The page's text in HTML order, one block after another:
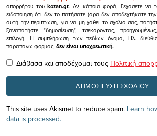
απορρήτου τουkozan.gr. Αν, κάποια φορά, ξεχάσετε να
ειδοποίηση ότι δεν το πατήσατε (αρα δεν αποδεχτήκατε
αυτή την περίπτωση, για να μη χαθεί το σχόλιο σας,
ξαναπατήστε "δημοσίευση", τσεκάροντας,
επιλογή.Η συμπλήρωση των πεδίων όνομα, Ηλ.
παραπάνω φόρμας, δεν είναι υποχρεωτική.
Διάβασα και αποδέχομαι τους Πολιτική
This site uses Akismet to reduce spam. Learn
data is processed.